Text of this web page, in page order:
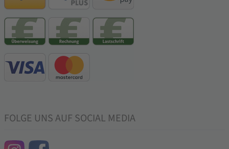
FOLGE UNS AUF SOCIAL MEDIA